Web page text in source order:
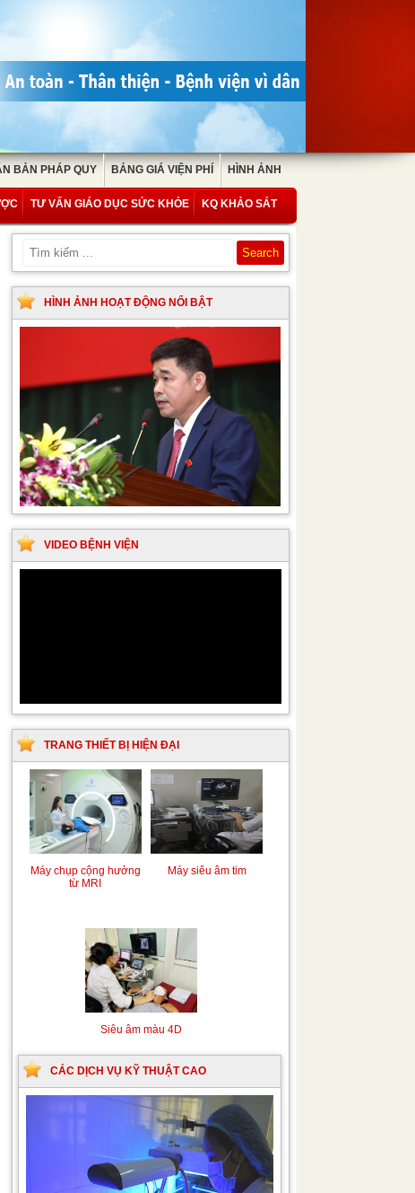
BẢN PHÁP QUY BẢNG GIÁ VIỆN PHÍ HÌNH ẢNH
TƯ VẤN GIÁO DỤC SỨC KHỎE KQ KHẢO SÁT
HÌNH ẢNH HOẠT ĐỘNG NỔI BẬT
VIDEO BỆNH VIỆN
TRANG THIẾT BỊ HIỆN ĐẠI
Máy chụp cộng hưởng
từ MRI
Máy siêu âm tim
Siêu âm màu 4D
CÁC DỊCH VỤ KỸ THUẬT CAO